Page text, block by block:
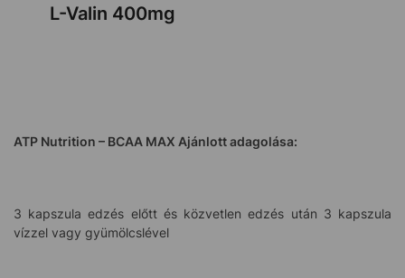
L-Valin 400mg
ATP Nutrition – BCAA MAX Ajánlott adagolása:
3 kapszula edzés előtt és közvetlen edzés után 3 kapszula
vízzel vagy gyümölcslével